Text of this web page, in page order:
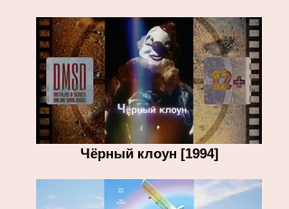
Чёрный клоун [1994]